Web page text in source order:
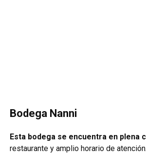
Bodega Nanni
Esta bodega se encuentra en plena
restaurante y amplio horario de atención.